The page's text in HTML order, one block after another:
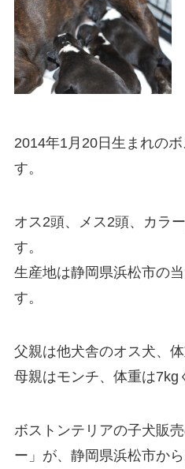
2014年1月20日生まれの
す。
オス2頭、メス2頭、カラ
す。
生産地は静岡県浜松市の
す。
父親は他犬舎のオス犬、
母親はモンチ、体重は7kg
ボストンテリアの子犬販
ー」が、静岡県浜松市か